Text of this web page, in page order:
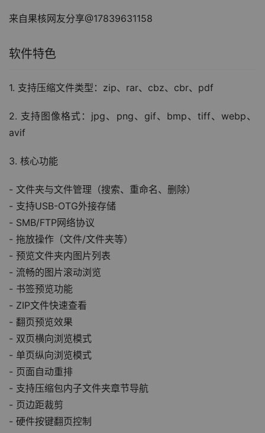
来自果核网友分享@17839631158
软件特色
1. 支持压缩文件类型：zip、rar、cbz、cbr、pdf
2. 支持图像格式：jpg、png、gif、bmp、tiff、webp、
avif
3. 核心功能
- 文件夹与文件管理（搜索、重命名、删除）
- 支持USB-OTG外接存储
- SMB/FTP网络协议
- 拖放操作（文件/文件夹等）
- 预览文件夹内图片列表
- 流畅的图片滚动浏览
- 书签预览功能
- ZIP文件快速查看
- 翻页预览效果
- 双页横向浏览模式
- 单页纵向浏览模式
- 页面自动重排
- 支持压缩包内子文件夹章节导航
- 页边距裁剪
- 硬件按键翻页控制